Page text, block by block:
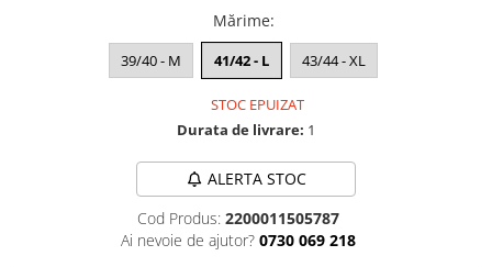
Mărime:
39/40 - M 41/42 - L 43/44 - XL
STOC EPUIZAT
Durata de livrare: 1
ALERTA STOC
Cod Produs: 2200011505787
Ai nevoie de ajutor? 0730 069 218